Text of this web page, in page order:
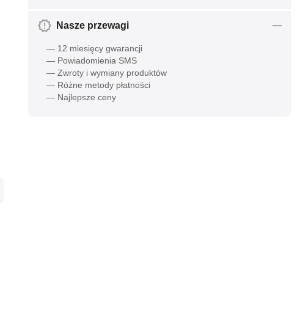
Nasze przewagi
— 12 miesięcy gwarancji
— Powiadomienia SMS
— Zwroty i wymiany produktów
— Różne metody płatności
— Najlepsze ceny